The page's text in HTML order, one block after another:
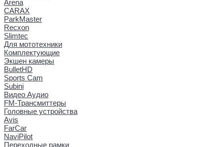
Arena
CARAX
ParkMaster
Recxon
Slimtec
Для мототехники
Комплектующие
Экшен камеры
BulletHD
Sports Cam
Subini
Видео Аудио
FM-Трансмиттеры
Головные устройства
Avis
FarCar
NaviPilot
Переходные рамки